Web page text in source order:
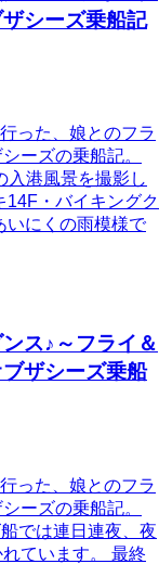
シーズ乗船記
った、娘とのフラ
ーズの乗船記。
入港風景を撮影し
・バイキングク
いにくの雨模様で
ス♪～フライ＆
ザシーズ乗船
った、娘とのフラ
ーズの乗船記。
では連日連夜、夜
ています。 最終